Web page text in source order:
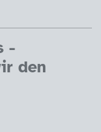
-
den